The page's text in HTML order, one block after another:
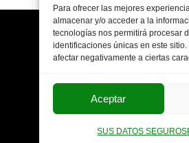
Para ofrecer las mejores
almacenar y/o acceder a la
tecnologías nos permitirá procesar
identificaciones únicas en este
afectar negativamente a ciertas
Aceptar
SUS DATOS SEGUROS